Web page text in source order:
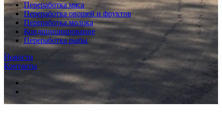
Переработка мяса
Переработка овощей и фруктов
Переработка молока
Кондиционирование
Переработка рыбы
Новости
Контакты